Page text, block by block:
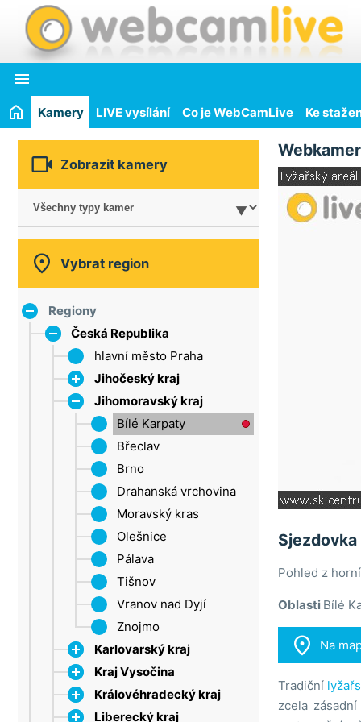

Kamery LIVE vysílání Co je WebCamLive Ke
 Zobrazit kamery
 Vybrat region
Regiony
Česká Republika
hlavní město Praha
Jihočeský kraj
Dačice
Strakonice
Šumava
Lipno
Třeboňsko
Jihomoravský kraj
Bílé Karpaty
Břeclav
Brno
Drahanská vrchovina
Moravský kras
Olešnice
Pálava
Tišnov
Vranov nad Dyjí
Znojmo
Karlovarský kraj
Krušné hory
Mariánské Lázně
Sokolov
Kraj Vysočina
Jihlava
Třebíč
Královéhradecký kraj
CHKO Broumovsko
Liberecký kraj
Pohled z
Oblasti Bílé
 Na
Tradiční
zcela